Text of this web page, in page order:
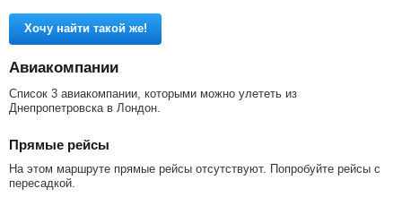
Хочу найти такой же!
Авиакомпании
Список 3 авиакомпании, которыми можно улететь из
Днепропетровска в Лондон.
Прямые рейсы
На этом маршруте прямые рейсы отсутствуют. Попробуйте рейсы с
пересадкой.